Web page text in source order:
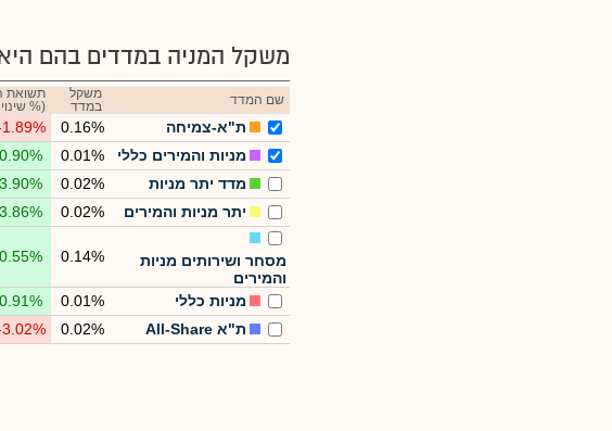
משקל המניה במדדים בהם
שם המדד
משקל
במדד
תשואת
(%
ת"א-צמיחה 0.16%
מניות והמירים כללי
0.01%
0.90%
מדד יתר מניות
0.02%
3.90%
יתר מניות והמירים
0.02%
3.86%
מסחר ושירותים מניות
והמירים
0.14%
0.55%
מניות כללי 0.01%
0.91%
ת"א All-Share
0.02%